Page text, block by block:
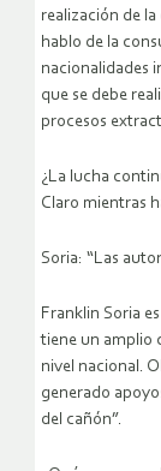
realización de
hablo de la
nacionalidades
que se debe
procesos
¿La lucha
Claro mientras
Soria: “Las
Franklin Soria
tiene un amplio
nivel nacional.
generado
del cañón”.